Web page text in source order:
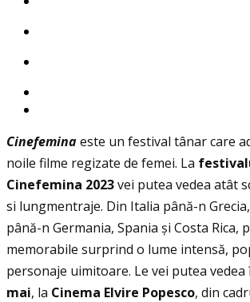
Cinefeminaeste un festival tânar care
noile filme regizate de femei. La
Cinefemina 2023vei putea vedea atât
si lungmentraje. Din Italia până-n
până-n Germania, Spania și Costa Rica,
memorabile surprind o lume intensă,
personaje uimitoare. Le vei putea vedea
mai, la Cinema Elvire Popesco, din